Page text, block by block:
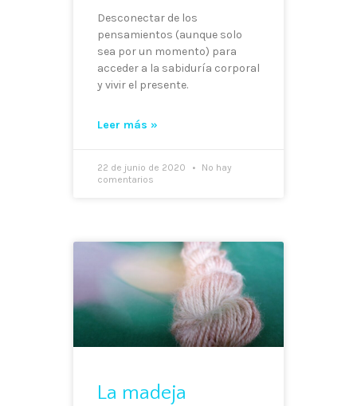
Desconectar de los
pensamientos (aunque solo
sea por un momento) para
acceder a la sabiduría corporal
y vivir el presente.
Leer más »
22 de junio de 2020
No hay
comentarios
La madeja